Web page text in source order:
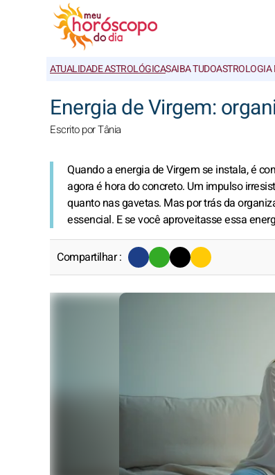
ATUALIDADE ASTROLÓGICASAIBA TUDO
Energia de Virgem:
Escrito por Tânia
Quando a energia de Virgem se instala, é
agora é hora do concreto. Um impulso
quanto nas gavetas. Mas por trás da
essencial. E se você aproveitasse essa
Compartilhar :